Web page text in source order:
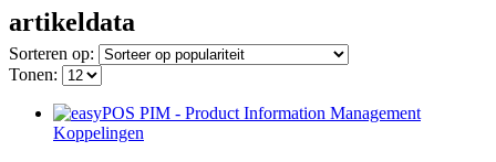
artikeldata
Sorteren op:
Tonen:
Koppelingen